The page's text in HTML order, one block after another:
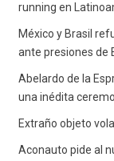
running en
México y Brasil
ante presiones de
Abelardo de la
una inédita
Extraño objeto
Aconauto pide al